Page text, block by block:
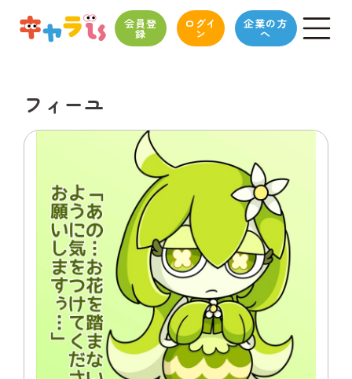
会員登
録
ログイ
ン
企業の方
へ
フィーユ